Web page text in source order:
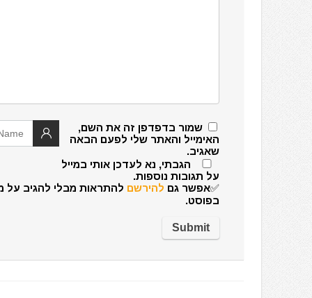
שמור בדפדפן זה את השם,
האימייל והאתר שלי לפעם הבאה
שאגיב.
הגבתי, נא לעדכן אותי במייל
על תגובות נוספות.
✅אפשר גם להירשם להתראות מבלי להגיב על
בפוסט.